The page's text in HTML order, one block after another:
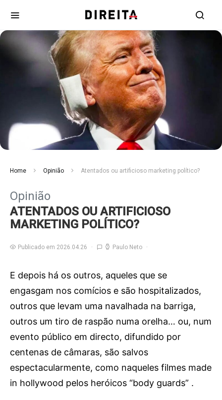
Home Opinião Atentados ou artificioso marketing político?
Opinião
ATENTADOS OU ARTIFICIOSO
MARKETING POLÍTICO?
Publicado em 2026.04.26 Paulo Neto
E depois há os outros, aqueles que se
engasgam nos comícios e são hospitalizados,
outros que levam uma navalhada na barriga,
outros um tiro de raspão numa orelha… ou, num
evento público em directo, difundido por
centenas de câmaras, são salvos
espectacularmente, como naqueles filmes made
in hollywood pelos heróicos “body guards” .